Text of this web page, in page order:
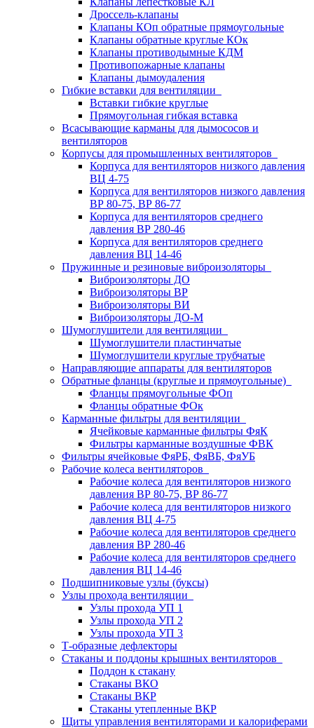
Дроссель-клапаны
Клапаны КОп обратные прямоугольные
Клапаны обратные круглые КОк
Клапаны противодымные КДМ
Противопожарные клапаны
Клапаны дымоудаления
Гибкие вставки для вентиляции
Вставки гибкие круглые
Прямоугольная гибкая вставка
Всасывающие карманы для дымососов и
вентиляторов
Корпусы для промышленных вентиляторов
Корпуса для вентиляторов низкого давления
ВЦ 4-75
Корпуса для вентиляторов низкого давления
ВР 80-75, ВР 86-77
Корпуса для вентиляторов среднего
давления ВР 280-46
Корпуса для вентиляторов среднего
давления ВЦ 14-46
Пружинные и резиновые виброизоляторы
Виброизоляторы ДО
Виброизоляторы ВР
Виброизоляторы ВИ
Виброизоляторы ДО-М
Шумоглушители для вентиляции
Шумоглушители пластинчатые
Шумоглушители круглые трубчатые
Направляющие аппараты для вентиляторов
Обратные фланцы (круглые и прямоугольные)
Фланцы прямоугольные ФОп
Фланцы обратные ФОк
Карманные фильтры для вентиляции
Ячейковые карманные фильтры ФяК
Фильтры карманные воздушные ФВК
Фильтры ячейковые ФяРБ, ФяВБ, ФяУБ
Рабочие колеса вентиляторов
Рабочие колеса для вентиляторов низкого
давления ВР 80-75, ВР 86-77
Рабочие колеса для вентиляторов низкого
давления ВЦ 4-75
Рабочие колеса для вентиляторов среднего
давления ВР 280-46
Рабочие колеса для вентиляторов среднего
давления ВЦ 14-46
Подшипниковые узлы (буксы)
Узлы прохода вентиляции
Узлы прохода УП 1
Узлы прохода УП 2
Узлы прохода УП 3
Т-образные дефлекторы
Стаканы и поддоны крышных вентиляторов
Поддон к стакану
Стаканы ВКО
Стаканы ВКР
Стаканы утепленные ВКР
Щиты управления вентиляторами и калориферами